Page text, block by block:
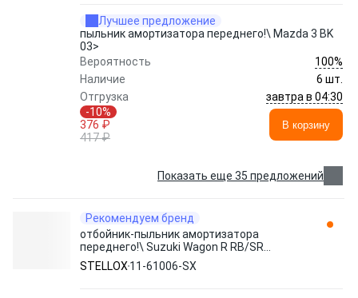
Лучшее предложение
пыльник амортизатора переднего!\ Mazda 3 BK
03>
Вероятность
100%
Наличие
6 шт.
Отгрузка
завтра в 04:30
-10%
376 ₽
417 ₽
В корзину
Показать еще 35 предложений
Рекомендуем бренд
отбойник-пыльник амортизатора
переднего!\ Suzuki Wagon R RB/SR
97>/Ignis RG 00> 11-61006-SX STELLOX
STELLOX 11-61006-SX